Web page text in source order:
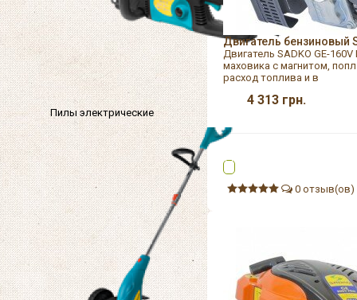
Пилы электрические
Двигатель бензиновый
Двигатель SADKO GE-
маховика с магнитом,
расход топлива и в
4 313 грн.
0 отзыв(ов)